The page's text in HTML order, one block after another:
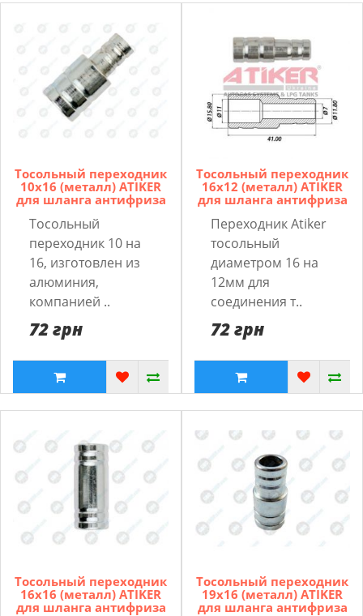
Тосольный переходник
10x16 (металл) ATIKER
для шланга антифриза
Тосольный
переходник 10 на
16, изготовлен из
алюминия,
компанией ..
72 грн
Тосольный переходник
16x12 (металл) ATIKER
для шланга антифриза
Переходник Atiker
тосольный
диаметром 16 на
12мм для
соединения т..
72 грн
Тосольный переходник
16x16 (металл) ATIKER
для шланга антифриза
Тосольный переходник
19x16 (металл) ATIKER
для шланга антифриза